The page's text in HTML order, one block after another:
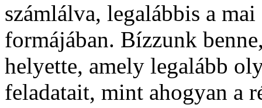
számlálva, legalábbis a
formájában. Bízzunk
helyette, amely legalább
feladatait, mint ahogyan a